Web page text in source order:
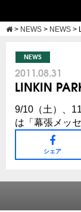
> NEWS > NEWS >
NEWS
2011.08.31
LINKIN
9/10（土）、
は「幕張メッ
シェア